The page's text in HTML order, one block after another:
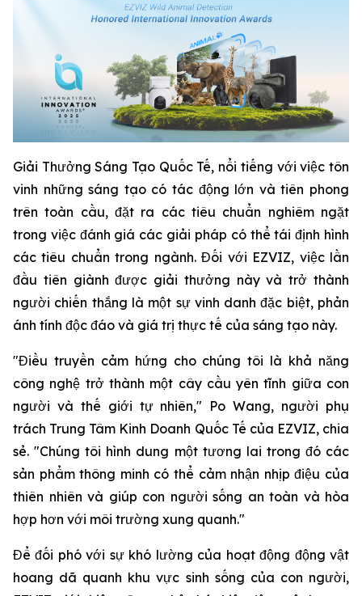
Giải Thưởng Sáng Tạo Quốc Tế, nổi tiếng với việc tôn
vinh những sáng tạo có tác động lớn và tiên phong
trên toàn cầu, đặt ra các tiêu chuẩn nghiêm ngặt
trong việc đánh giá các giải pháp có thể tái định hình
các tiêu chuẩn trong ngành. Đối với EZVIZ, việc lần
đầu tiên giành được giải thưởng này và trở thành
người chiến thắng là một sự vinh danh đặc biệt, phản
ánh tính độc đáo và giá trị thực tế của sáng tạo này.
"Điều truyền cảm hứng cho chúng tôi là khả năng
công nghệ trở thành một cây cầu yên tĩnh giữa con
người và thế giới tự nhiên," Po Wang, người phụ
trách Trung Tâm Kinh Doanh Quốc Tế của EZVIZ, chia
sẻ. "Chúng tôi hình dung một tương lai trong đó các
sản phẩm thông minh có thể cảm nhận nhịp điệu của
thiên nhiên và giúp con người sống an toàn và hòa
hợp hơn với môi trường xung quanh."
Để đối phó với sự khó lường của hoạt động động vật
hoang dã quanh khu vực sinh sống của con người,